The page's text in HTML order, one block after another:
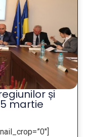
și
martie